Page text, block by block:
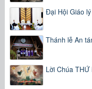
Đại Hội Giáo
Thánh lễ An
Lời Chúa THỨ